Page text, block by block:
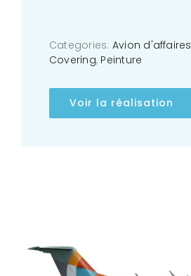
Categories: Avion d'affaires
Covering, Peinture
Voir la réalisation